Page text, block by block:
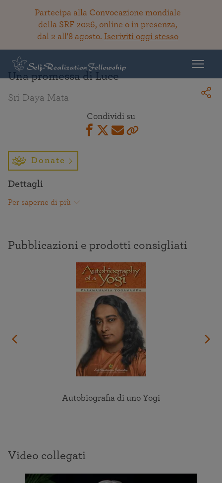
Partecipa alla Convocazione mondiale
della SRF 2026, online o in presenza,
dal 2 all'8 agosto. Iscriviti oggi stesso
Una promessa di Luce
Sri Daya Mata
Condividi su
Donate
Dettagli
Per saperne di più
Pubblicazioni e prodotti consigliati
Autobiografia di uno Yogi
Video collegati